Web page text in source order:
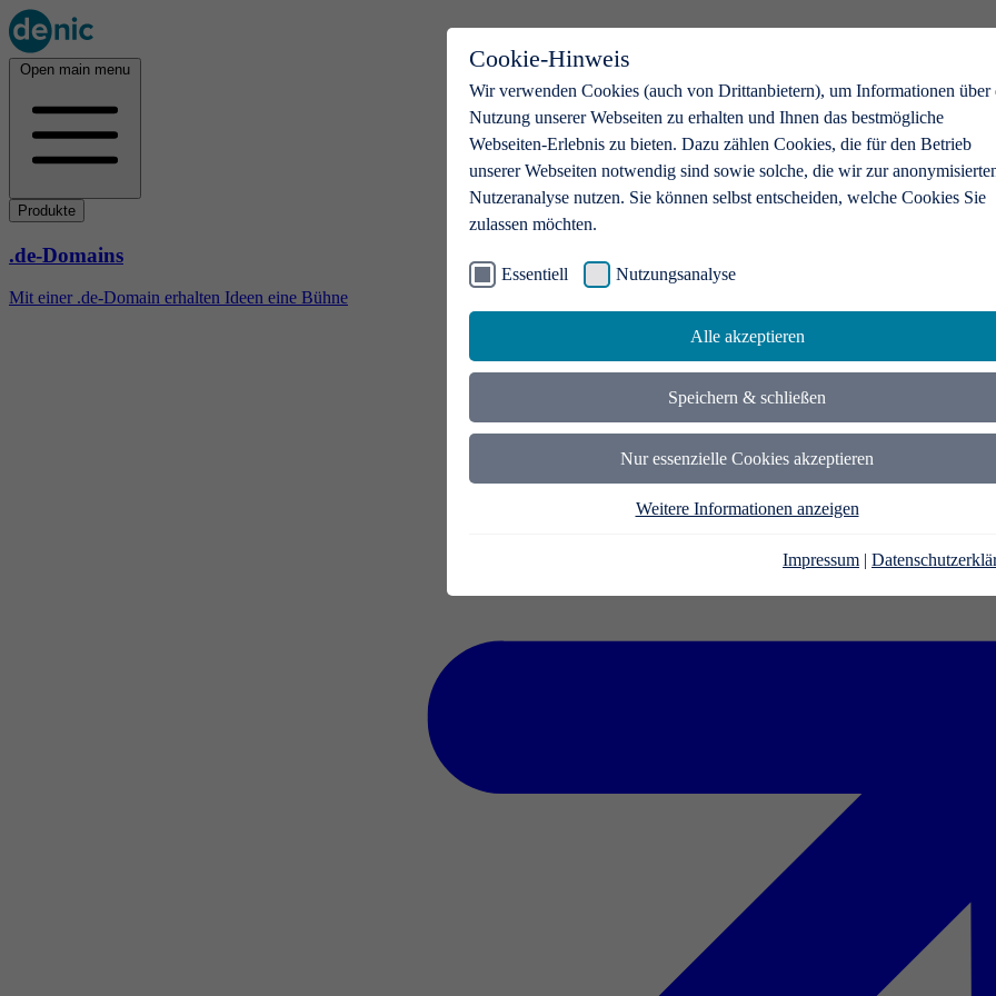
Cookie-Hinweis
Wir verwenden Cookies (auch von Drittanbietern), um Informationen über
Nutzung unserer Webseiten zu erhalten und Ihnen das bestmögliche
Webseiten-Erlebnis zu bieten. Dazu zählen Cookies, die für den Betrieb
unserer Webseiten notwendig sind sowie solche, die wir zur
Nutzeranalyse nutzen. Sie können selbst entscheiden, welche Cookies Sie
zulassen möchten.
Essentiell Nutzungsanalyse
Alle akzeptieren
Speichern & schließen
Nur essenzielle Cookies akzeptieren
Weitere Informationen anzeigen
Impressum |
Open main menu
Produkte
.de-Domains
Mit einer .de-Domain erhalten Ideen eine Bühne